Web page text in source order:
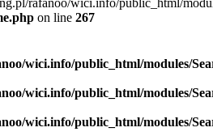
on line 267
wici.info/public_html/modules/
wici.info/public_html/modules/
wici.info/public_html/modules/